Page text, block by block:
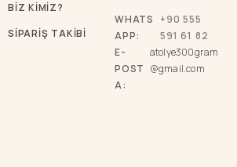
BİZ KİMİZ?
SİPARİŞ TAKİBİ
WHATS
APP:
+90 555
591 61 82
E-
POST
A:
atolye300gram
@gmail.com